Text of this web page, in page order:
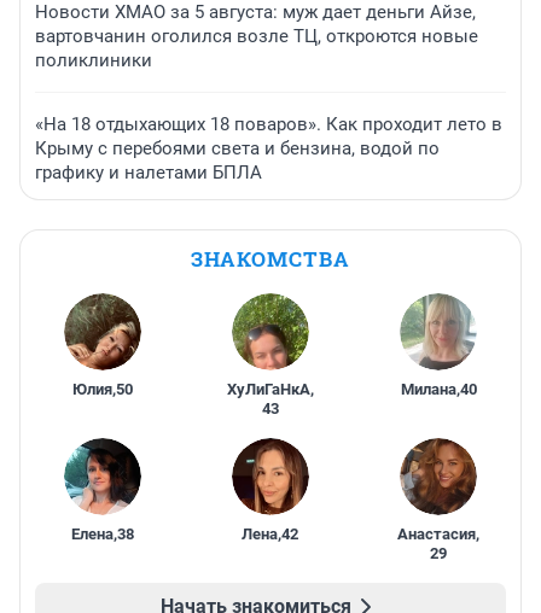
Новости ХМАО за 5 августа: муж дает деньги Айзе,
вартовчанин оголился возле ТЦ, откроются новые
поликлиники
«На 18 отдыхающих 18 поваров». Как проходит лето в
Крыму с перебоями света и бензина, водой по
графику и налетами БПЛА
ЗНАКОМСТВА
Юлия,50 ХуЛиГаНкА,
43
Милана,40
Елена,38 Лена,42 Анастасия,
29
Начать знакомиться